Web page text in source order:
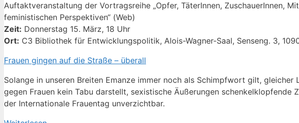
Auftaktveranstaltung der Vortragsreihe „Opfer, TäterInnen, ZuschauerInnen,
feministischen Perspektiven“ (Web)
Zeit: Donnerstag 15. März, 18 Uhr
Ort: C3 Bibliothek für Entwicklungspolitik, Alois-Wagner-Saal, Senseng. 3,
Frauen gingen auf die Straße – überall
Solange in unseren Breiten Emanze immer noch als Schimpfwort gilt,
gegen Frauen kein Tabu darstellt, sexistische Äußerungen schenkelklopfende
der Internationale Frauentag unverzichtbar.